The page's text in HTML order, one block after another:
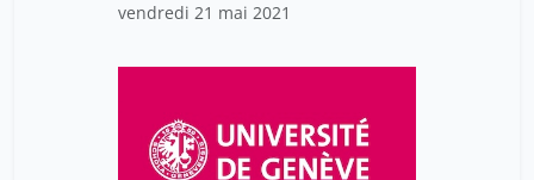
vendredi 21 mai 2021